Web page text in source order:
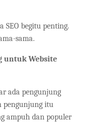
SEO begitu penting.
sama.
untuk Website
ada pengunjung
pengunjung itu
ampuh dan populer